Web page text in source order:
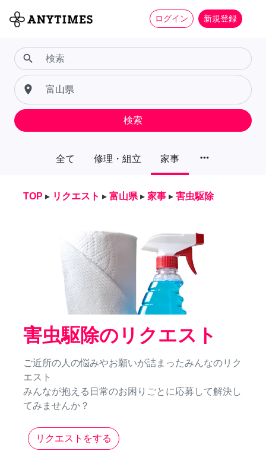
ログイン 新規登録
全て 修理・組立 家事 more_horiz
search
place
検索
TOP ▸ リクエスト ▸ 富山県 ▸ 家事 ▸ 害虫駆除
害虫駆除のリクエスト
ご近所の人の悩みやお願いが詰まったみんなのリク
エスト
みんなが抱える日常のお困りごとに応募して解決し
てみませんか？
リクエストをする